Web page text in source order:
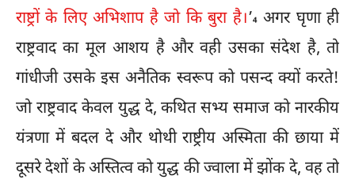
राष्ट्रों के लिए अभिशाप है जो कि बुरा है।’4अगर घृणा ही
राष्ट्रवाद का मूल आशय है और वही उसका संदेश है, तो
गांधीजी उसके इस अनैतिक स्वरूप को पसन्द क्यों करते!
जो राष्ट्रवाद केवल युद्ध दे, कथित सभ्य समाज को नारकीय
यंत्रणा में बदल दे और थोथी राष्ट्रीय अस्मिता की छाया में
दूसरे देशों के अस्तित्व को युद्ध की ज्वाला में झोंक दे, वह तो